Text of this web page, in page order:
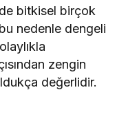
bitkisel birçok
nedenle dengeli
zengin
değerlidir.